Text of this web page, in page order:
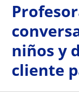
niños y
cliente